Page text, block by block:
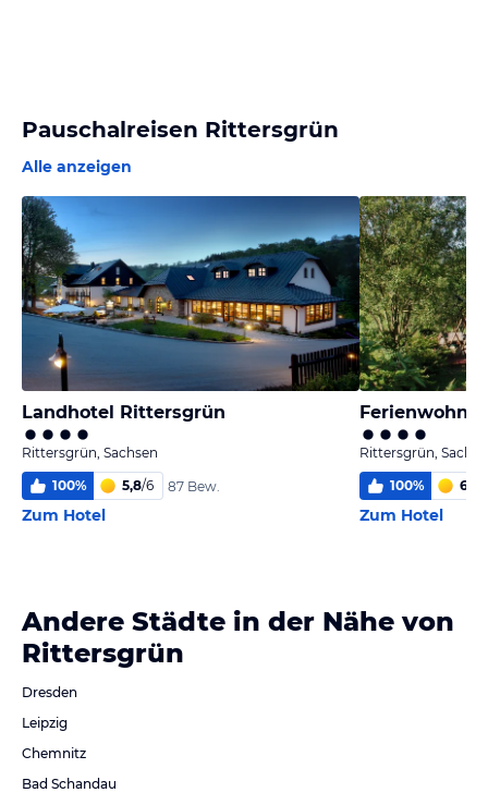
Pauschalreisen Rittersgrün
Alle anzeigen
Landhotel Rittersgrün
Rittersgrün, Sachsen
100% 5,8/6 87 Bew.
Zum Hotel
Rittersgrün,
100% 6,0
Zum Hotel
Andere Städte in der Nähe von
Rittersgrün
Dresden
Leipzig
Chemnitz
Bad Schandau